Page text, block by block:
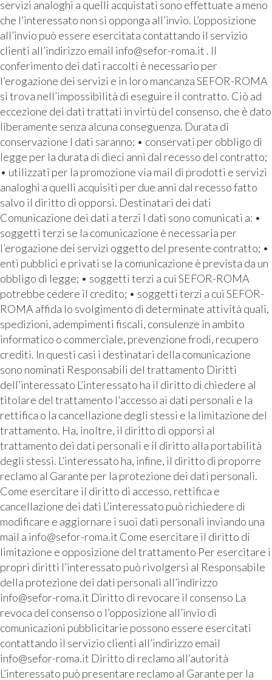
servizi analoghi a quelli acquistati sono effettuate a meno
che l’interessato non si opponga all’invio. L’opposizione
all’invio può essere esercitata contattando il servizio
clienti all’indirizzo email info@sefor-roma.it . Il
conferimento dei dati raccolti è necessario per
l’erogazione dei servizi e in loro mancanza SEFOR-ROMA
si trova nell’impossibilità di eseguire il contratto. Ciò ad
eccezione dei dati trattati in virtù del consenso, che è dato
liberamente senza alcuna conseguenza. Durata di
conservazione I dati saranno: • conservati per obbligo di
legge per la durata di dieci anni dal recesso del contratto;
• utilizzati per la promozione via mail di prodotti e servizi
analoghi a quelli acquisiti per due anni dal recesso fatto
salvo il diritto di opporsi. Destinatari dei dati
Comunicazione dei dati a terzi I dati sono comunicati a: •
soggetti terzi se la comunicazione è necessaria per
l’erogazione dei servizi oggetto del presente contratto; •
enti pubblici e privati se la comunicazione è prevista da un
obbligo di legge; • soggetti terzi a cui SEFOR-ROMA
potrebbe cedere il credito; • soggetti terzi a cui SEFOR-
ROMA affida lo svolgimento di determinate attività quali,
spedizioni, adempimenti fiscali, consulenze in ambito
informatico o commerciale, prevenzione frodi, recupero
crediti. In questi casi i destinatari della comunicazione
sono nominati Responsabili del trattamento Diritti
dell’interessato L’interessato ha il diritto di chiedere al
titolare del trattamento l'accesso ai dati personali e la
rettifica o la cancellazione degli stessi e la limitazione del
trattamento. Ha, inoltre, il diritto di opporsi al
trattamento dei dati personali e il diritto alla portabilità
degli stessi. L’interessato ha, infine, il diritto di proporre
reclamo al Garante per la protezione dei dati personali.
Come esercitare il diritto di accesso, rettifica e
cancellazione dei dati L’interessato può richiedere di
modificare e aggiornare i suoi dati personali inviando una
mail a info@sefor-roma.it Come esercitare il diritto di
limitazione e opposizione del trattamento Per esercitare i
propri diritti l’interessato può rivolgersi al Responsabile
della protezione dei dati personali all’indirizzo
info@sefor-roma.it Diritto di revocare il consenso La
revoca del consenso o l’opposizione all’invio di
comunicazioni pubblicitarie possono essere esercitati
contattando il servizio clienti all’indirizzo email
info@sefor-roma.it Diritto di reclamo all’autorità
L’interessato può presentare reclamo al Garante per la